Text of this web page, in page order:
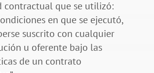
contractual que se utilizó:
en que se ejecutó,
suscrito con cualquier
u oferente bajo las
de un contrato